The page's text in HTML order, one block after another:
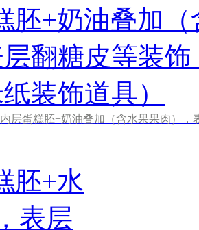
内层蛋糕胚+奶油叠加（含水果果肉）